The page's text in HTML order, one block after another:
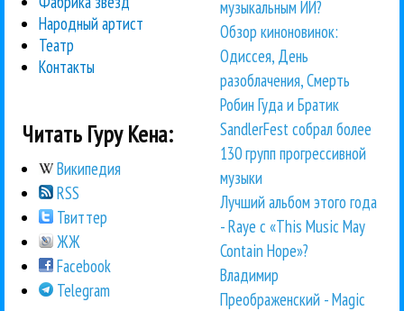
Народный артист
Театр
Контакты
Читать Гуру Кена:
Википедия
RSS
Твиттер
ЖЖ
Facebook
Telegram
музыкальным ИИ?
Обзор киноновинок:
Одиссея, День
разоблачения, Смерть
Робин Гуда и Братик
SandlerFest собрал более
130 групп прогрессивной
музыки
Лучший альбом этого года
- Raye с «This Music May
Contain Hope»?
Владимир
Преображенский - Magic